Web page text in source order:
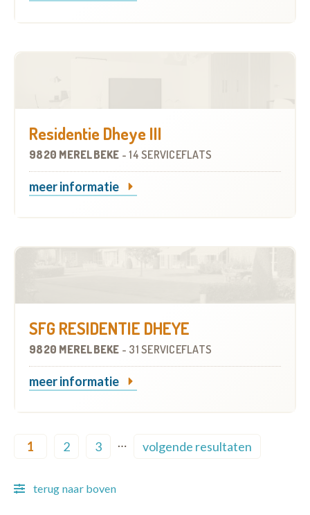
Residentie Dheye III
9820 MERELBEKE -14 SERVICEFLATS
meer informatie
SFG RESIDENTIE DHEYE
9820 MERELBEKE - 31 SERVICEFLATS
meer informatie
1 2 3
…
volgende resultaten
terug naar boven